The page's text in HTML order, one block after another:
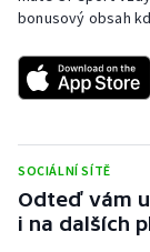
bonusový obsah
SOCIÁLNÍ SÍTĚ
Odteď vám
i na dalších